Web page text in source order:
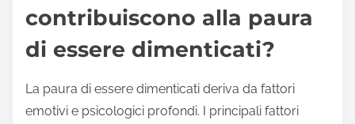
contribuiscono alla paura
di essere dimenticati?
La paura di essere dimenticati deriva da fattori
emotivi e psicologici profondi. I principali fattori